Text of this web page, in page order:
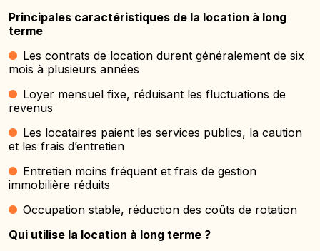
Principales caractéristiques de la location à long
terme
Les contrats de location durent généralement de six
mois à plusieurs années
Loyer mensuel fixe, réduisant les fluctuations de
revenus
Les locataires paient les services publics, la caution
et les frais d’entretien
Entretien moins fréquent et frais de gestion
immobilière réduits
Occupation stable, réduction des coûts de rotation
Qui utilise la location à long terme ?